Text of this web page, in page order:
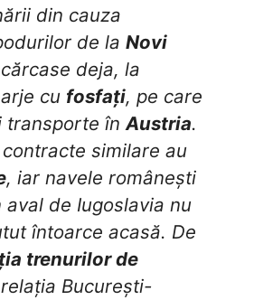
din cauza
de la Novi
deja, la
cu fosfați, pe care
transporte în Austria.
similare au
, iar navele românești
de Iugoslavia nu
întoarce acasă. De
trenurilor de
București-